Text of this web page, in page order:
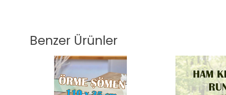
Benzer Ürünler